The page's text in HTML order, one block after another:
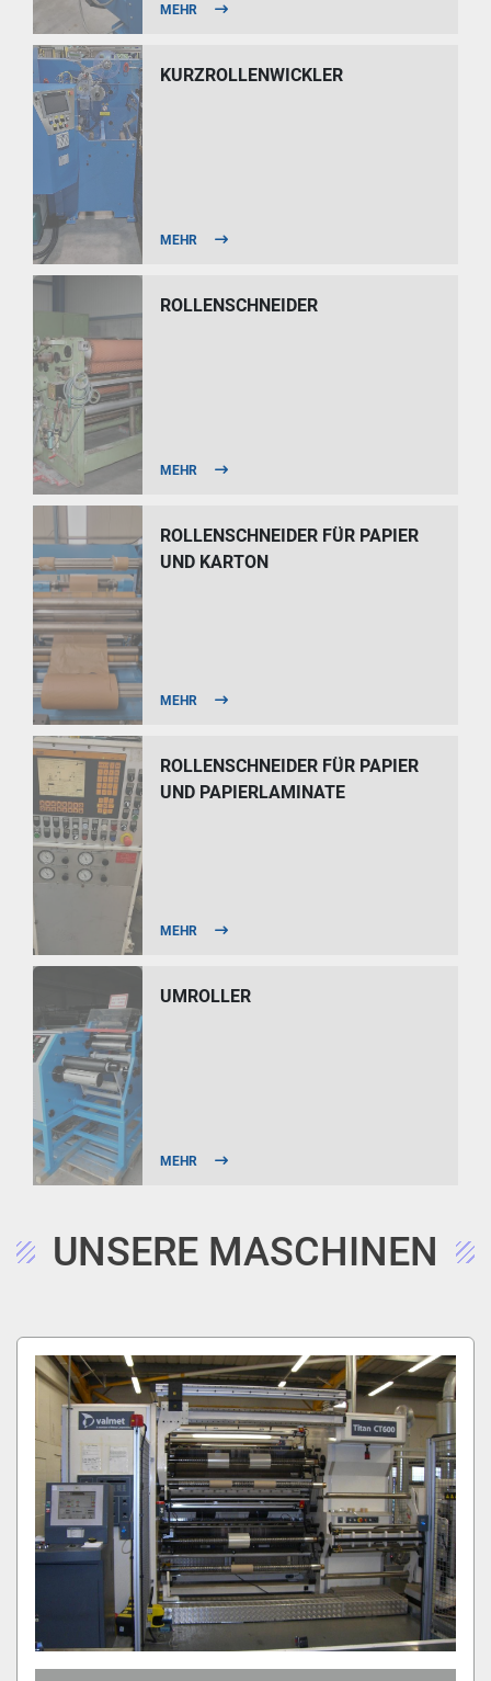
MEHR
KURZROLLENWICKLER
MEHR
ROLLENSCHNEIDER
MEHR
ROLLENSCHNEIDER FÜR PAPIER
UND KARTON
MEHR
ROLLENSCHNEIDER FÜR PAPIER
UND PAPIERLAMINATE
MEHR
UMROLLER
MEHR
UNSERE MASCHINEN